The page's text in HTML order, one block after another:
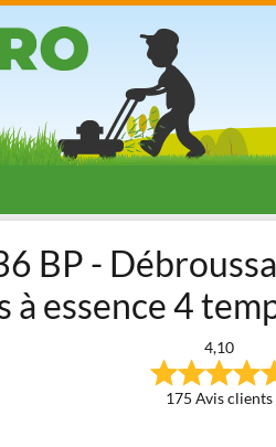
BP -
à essence 4
4,10
175 Avis clients